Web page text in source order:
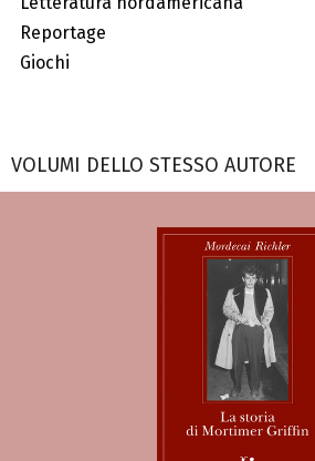
Reportage
Giochi
VOLUMI DELLO STESSO AUTORE